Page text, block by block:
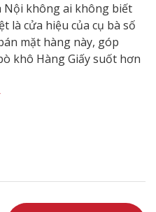
Nội không ai không biết
là cửa hiệu của cụ bà số
mặt hàng này, góp
khô Hàng Giấy suốt hơn